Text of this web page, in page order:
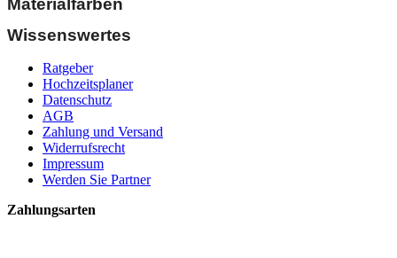
Materialfarben
Wissenswertes
Ratgeber
Hochzeitsplaner
Datenschutz
AGB
Zahlung und Versand
Widerrufsrecht
Impressum
Werden Sie Partner
Zahlungsarten